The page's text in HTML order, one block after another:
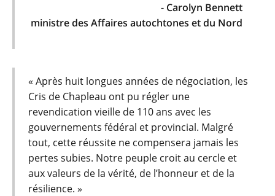
- Carolyn Bennett
ministre des Affaires autochtones et du Nord
« Après huit longues années de négociation, les
Cris de Chapleau ont pu régler une
revendication vieille de 110 ans avec les
gouvernements fédéral et provincial. Malgré
tout, cette réussite ne compensera jamais les
pertes subies. Notre peuple croit au cercle et
aux valeurs de la vérité, de l’honneur et de la
résilience. »